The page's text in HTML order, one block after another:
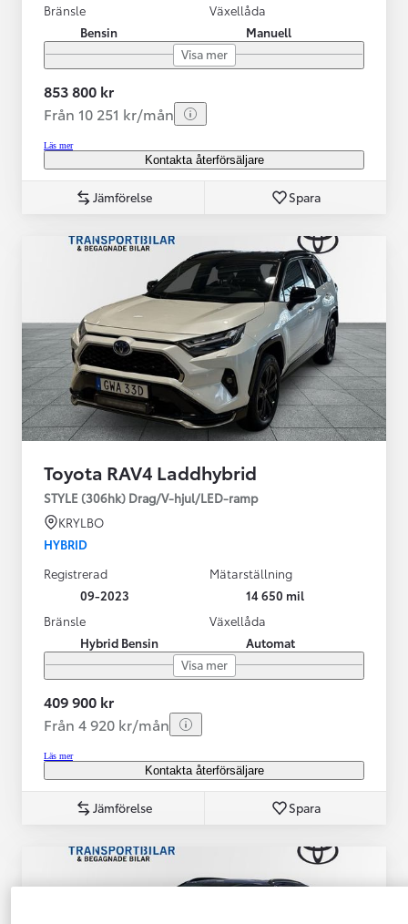
Bränsle
Bensin
Växellåda
Manuell
Visa mer
853 800 kr
Från 10 251 kr/mån
Läs mer
Kontakta återförsäljare
Jämförelse Spara
Toyota RAV4 Laddhybrid
STYLE (306hk) Drag/V-hjul/LED-ramp
KRYLBO
HYBRID
Registrerad
09-2023
Mätarställning
14 650 mil
Bränsle
Hybrid Bensin
Växellåda
Automat
Visa mer
409 900 kr
Från 4 920 kr/mån
Läs mer
Kontakta återförsäljare
Jämförelse Spara